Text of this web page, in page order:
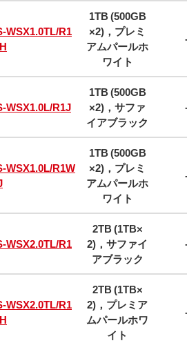
WSX1.0TL/R1
1TB (500GB
×2)，プレミ
アムパールホ
ワイト
WSX1.0L/R1J
1TB (500GB
×2)，サファ
イアブラック
WSX1.0L/R1W
1TB (500GB
×2)，プレミ
アムパールホ
ワイト
WSX2.0TL/R1
2TB (1TB×
2)，サファイ
アブラック
WSX2.0TL/R1
2TB (1TB×
2)，プレミア
ムパールホワ
イト